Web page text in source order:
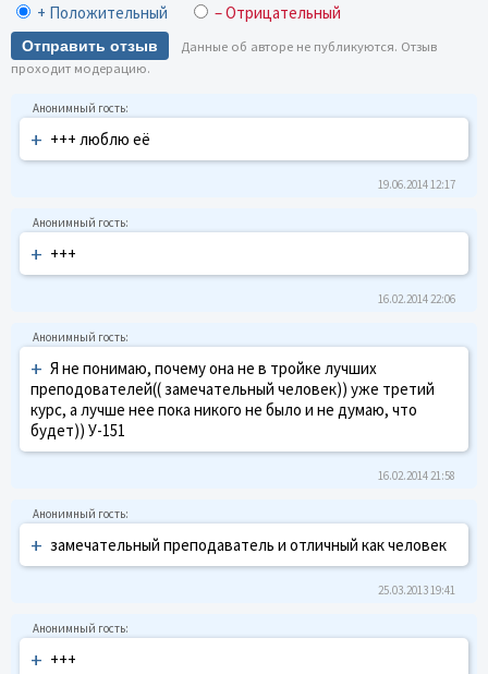
+ Положительный – Отрицательный
Отправить отзыв
Данные об авторе не публикуются. Отзыв
проходит модерацию.
+ +++ люблю её
19.06.2014 12:17
+ +++
16.02.2014 22:06
+ Я не понимаю, почему она не в тройке лучших
преподователей(( замечательный человек)) уже третий
курс, а лучше нее пока никого не было и не думаю, что
будет)) У-151
16.02.2014 21:58
+ замечательный преподаватель и отличный как человек
25.03.2013 19:41
+ +++